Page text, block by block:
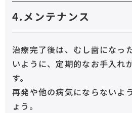
4.メンテナンス
治療完了後は、むし歯になっ
いように、定期的なお手入れ
す。
再発や他の病気にならないよ
ょう。